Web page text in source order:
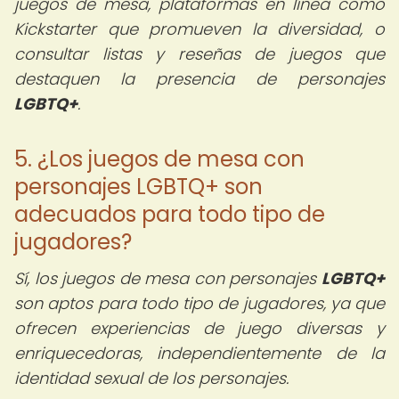
Kickstarter que promueven la diversidad, o
consultar listas y reseñas de juegos que
destaquen la presencia de personajes
LGBTQ+.
5. ¿Los juegos de mesa con
personajes LGBTQ+ son
adecuados para todo tipo de
jugadores?
Sí, los juegos de mesa con personajes LGBTQ+
son aptos para todo tipo de jugadores, ya que
ofrecen experiencias de juego diversas y
enriquecedoras, independientemente de la
identidad sexual de los personajes.